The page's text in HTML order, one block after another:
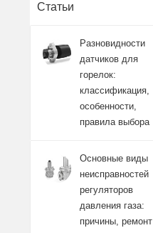
Статьи
Разновидности
датчиков для
горелок:
классификация,
особенности,
правила выбора
Основные виды
неисправностей
регуляторов
давления газа:
причины, ремонт